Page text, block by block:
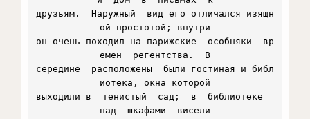
друзьям.  Наружный  вид его отличался изящн
ой простотой; внутри
он очень походил на парижские  особняки  вр
емен  регентства.  В
середине  расположены  были гостиная и библ
иотека, окна которой
выходили в  тенистый  сад;  в  библиотеке
над  шкафами  висели